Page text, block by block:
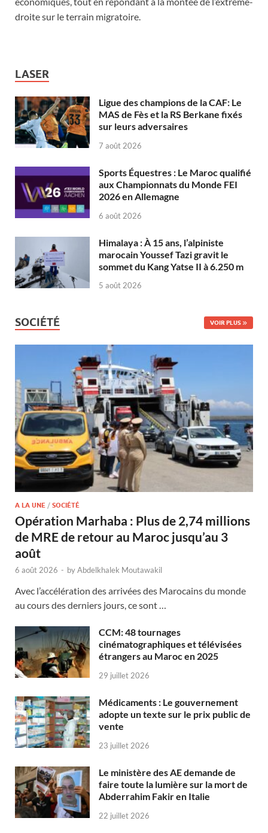
droite sur le terrain migratoire.
LASER
Ligue des champions de la CAF: Le
MAS de Fès et la RS Berkane fixés
sur leurs adversaires
7 août 2026
Sports Équestres : Le Maroc qualifié
aux Championnats du Monde FEI
2026 en Allemagne
6 août 2026
Himalaya : À 15 ans, l’alpiniste
marocain Youssef Tazi gravit le
sommet du Kang Yatse II à 6.250 m
5 août 2026
SOCIÉTÉ VOIR PLUS
A LA UNE / SOCIÉTÉ
Opération Marhaba : Plus de 2,74 millions
de MRE de retour au Maroc jusqu’au 3
août
6 août 2026 - byAbdelkhalek Moutawakil
Avec l’accélération des arrivées des Marocains du monde
au cours des derniers jours, ce sont …
CCM: 48 tournages
cinématographiques et télévisées
étrangers au Maroc en 2025
29 juillet 2026
Médicaments : Le gouvernement
adopte un texte sur le prix public de
vente
23 juillet 2026
Le ministère des AE demande de
faire toute la lumière sur la mort de
Abderrahim Fakir en Italie
22 juillet 2026